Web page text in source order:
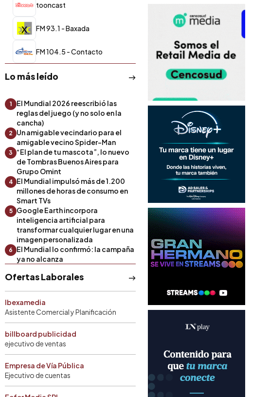
tooncast
FM 93.1 - Baxada
FM 104.5 - Contacto
Lo más leído
1
El Mundial 2026 reescribió las
reglas del juego (y no solo en la
cancha)
2
Un amigable vecindario para el
amigable vecino Spider-Man
3
“El plan de tu mascota”, lo nuevo
de Tombras Buenos Aires para
Grupo Omint
4 El Mundial impulsó más de 1.200
millones de horas de consumo en
Smart TVs
5
Google Earth incorpora
inteligencia artificial para
transformar cualquier lugar en una
imagen personalizada
6
El Mundial lo confirmó: la campaña
ya no alcanza
Ofertas Laborales
Ibexamedia
Asistente Comercial y Planificación
billboard publicidad
ejecutivo de ventas
Empresa de Vía Pública
Ejecutivo de cuentas